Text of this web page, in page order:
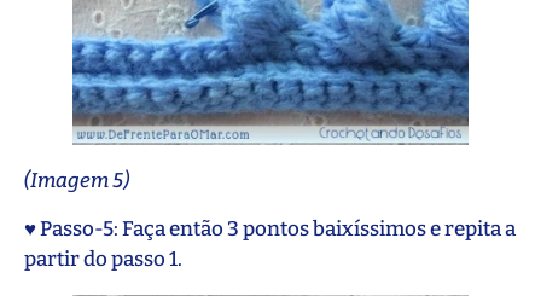
(Imagem 5)
♥ Passo-5: Faça então 3 pontos baixíssimos e repita a
partir do passo 1.